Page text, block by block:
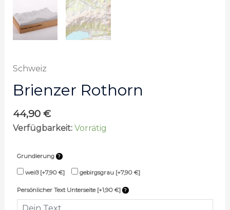
Schweiz
Brienzer Rothorn
44,90 €
Verfügbarkeit: Vorrätig
Grundierung
weiß [+7,90 €] gebirgsgrau [+7,90 €]
Persönlicher Text Unterseite [+1,90 €]